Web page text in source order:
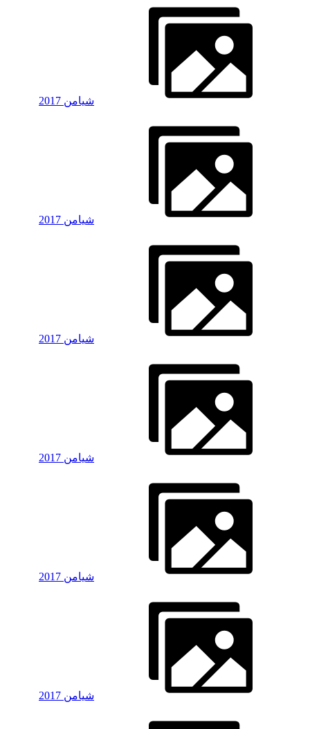
شیامن 2017
شیامن 2017
شیامن 2017
شیامن 2017
شیامن 2017
شیامن 2017